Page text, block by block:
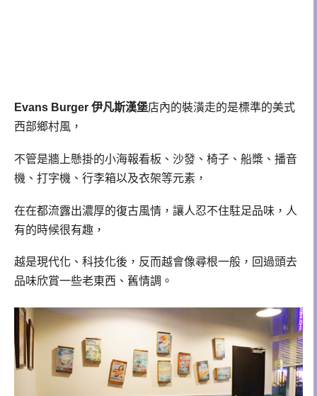
Evans Burger 伊凡斯漢堡店內的裝潢走的是標準的美式
西部鄉村風，
不管是牆上懸掛的小海報看板、沙發、椅子、船槳、播音
機、打字機、行李箱以及衣架等元素，
在在都流露出濃厚的復古風情，讓人忍不住駐足品味，人
有的時候很有趣，
越是現代化、科技化後， 反而越會像尋根一般，回過頭去
品味欣賞一些老東西、舊情調。